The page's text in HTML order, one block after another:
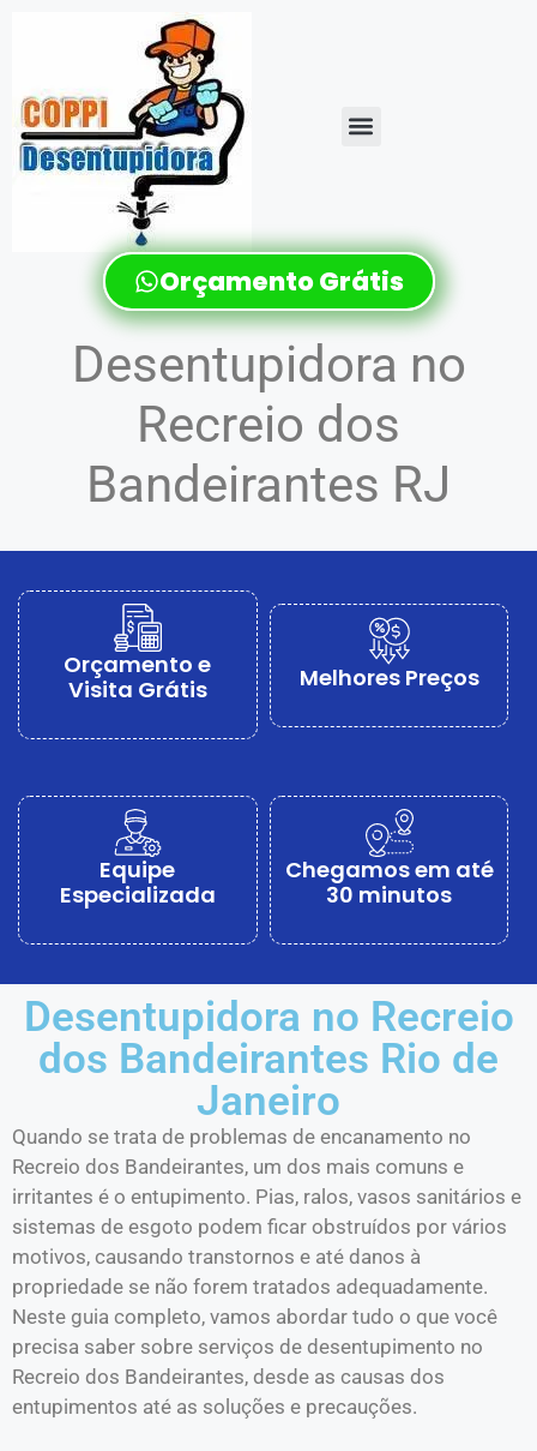
Orçamento Grátis
Desentupidora no
Recreio dos
Bandeirantes RJ
Orçamento e
Visita Grátis
Melhores Preços
Equipe
Especializada
Chegamos em até
30 minutos
Desentupidora no Recreio
dos Bandeirantes Rio de
Janeiro
Quando se trata de problemas de encanamento no
Recreio dos Bandeirantes, um dos mais comuns e
irritantes é o entupimento. Pias, ralos, vasos sanitários e
sistemas de esgoto podem ficar obstruídos por vários
motivos, causando transtornos e até danos à
propriedade se não forem tratados adequadamente.
Neste guia completo, vamos abordar tudo o que você
precisa saber sobre serviços de desentupimento no
Recreio dos Bandeirantes, desde as causas dos
entupimentos até as soluções e precauções.